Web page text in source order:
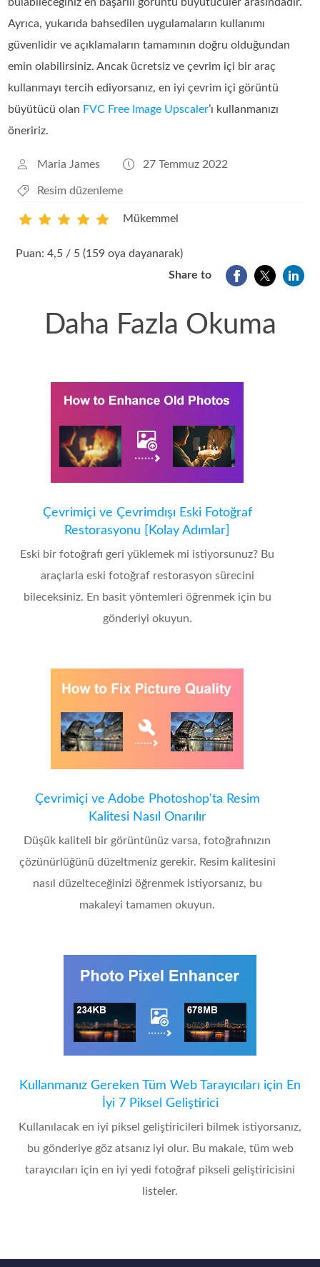
Ayrıca, yukarıda bahsedilen uygulamaların kullanımı
güvenlidir ve açıklamaların tamamının doğru olduğundan
emin olabilirsiniz. Ancak ücretsiz ve çevrim içi bir araç
kullanmayı tercih ediyorsanız, en iyi çevrim içi görüntü
büyütücü olan FVC Free Image Upscaler’ı kullanmanızı
öneririz.
Maria James 27 Temmuz 2022
Resim düzenleme
Mükemmel
Puan: 4,5 / 5 (159 oya dayanarak)
Share to
Daha Fazla Okuma
Çevrimiçi ve Çevrimdışı Eski Fotoğraf
Restorasyonu [Kolay Adımlar]
Eski bir fotoğrafı geri yüklemek mi istiyorsunuz? Bu
araçlarla eski fotoğraf restorasyon sürecini
bileceksiniz. En basit yöntemleri öğrenmek için bu
gönderiyi okuyun.
Çevrimiçi ve Adobe Photoshop'ta Resim
Kalitesi Nasıl Onarılır
Düşük kaliteli bir görüntünüz varsa, fotoğrafınızın
çözünürlüğünü düzeltmeniz gerekir. Resim kalitesini
nasıl düzelteceğinizi öğrenmek istiyorsanız, bu
makaleyi tamamen okuyun.
Kullanmanız Gereken Tüm Web Tarayıcıları için En
İyi 7 Piksel Geliştirici
Kullanılacak en iyi piksel geliştiricileri bilmek istiyorsanız,
bu gönderiye göz atsanız iyi olur. Bu makale, tüm web
tarayıcıları için en iyi yedi fotoğraf pikseli geliştiricisini
listeler.